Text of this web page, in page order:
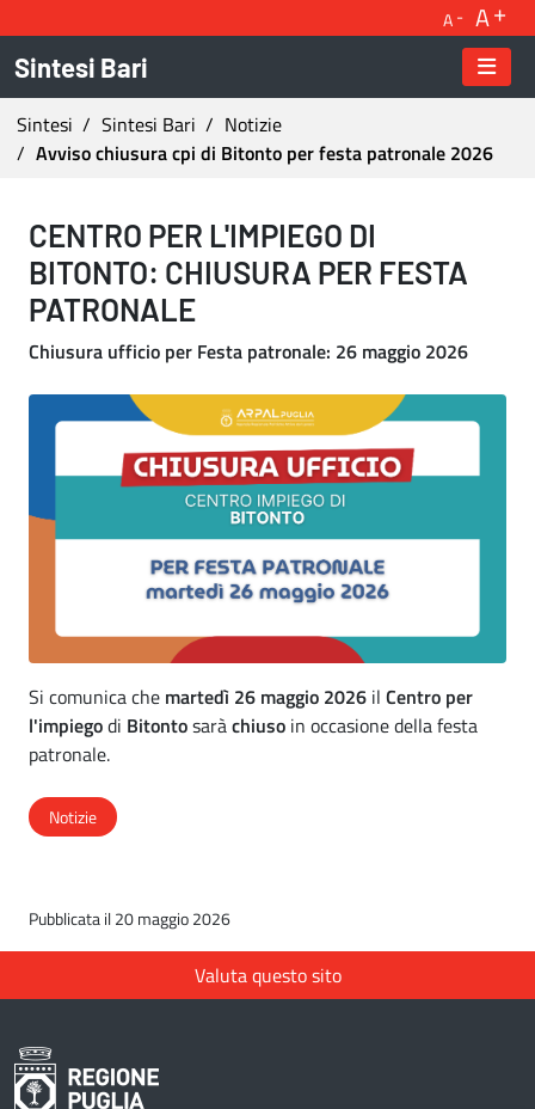
A A
Sintesi Bari
Ti trovi in:
Sintesi Sintesi Bari
Notizie
Avviso chiusura cpi di Bitonto per festa patronale 2026
Avviso chiusura cpi di Bitonto per festa
CENTRO PER L'IMPIEGO DI
BITONTO: CHIUSURA PER FESTA
PATRONALE
Chiusura ufficio per Festa patronale: 26 maggio 2026
Si comunica che martedì 26 maggio 2026 il Centro per
l'impiegodi Bitontosaràchiuso in occasione della festa
patronale.
Notizie
Pubblicata il 20 maggio 2026
Valuta questo sito